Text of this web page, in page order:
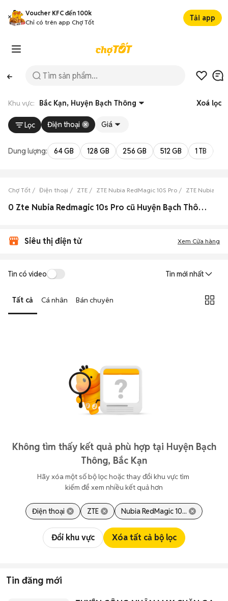
Voucher KFC đến 100k
Chỉ có trên app Chợ Tốt
Tải app
Khu vực: Bắc Kạn, Huyện Bạch Thông Xoá lọc
Lọc Điện thoại Giá
Dung lượng: 64 GB 128 GB 256 GB 512 GB 1 TB
Chợ Tốt Điện thoại ZTE ZTE Nubia RedMagic 10S Pro ZTE Nubia
0 Zte Nubia Redmagic 10s Pro cũ Huyện Bạch Thông, Bắc Kạn đẹp
Siêu thị điện tử Xem Cửa hàng
Tin có video Tin mới nhất
Tất cả Cá nhân Bán chuyên
Không tìm thấy kết quả phù hợp tại Huyện Bạch
Thông, Bắc Kạn
Hãy xóa một số bộ lọc hoặc thay đổi khu vực tìm
kiếm để xem nhiều kết quả hơn
Điện thoại ZTE Nubia RedMagic 10...
Đổi khu vực Xóa tất cả bộ lọc
Tin đăng mới